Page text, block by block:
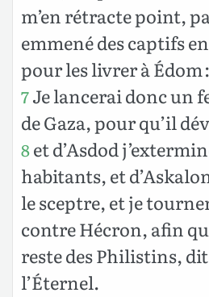
m’en rétracte point,
emmené des captifs
pour les livrer à Édom :
7Je lancerai donc un
de Gaza, pour qu’il
8et d’Asdod
habitants, et
le sceptre, et je
contre Hécron, afin
reste des Philistins,
l’Éternel.